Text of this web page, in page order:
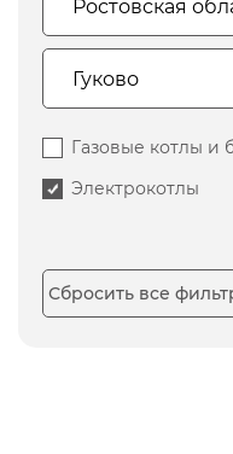
Газовые котлы и
Электрокотлы
Сбросить все